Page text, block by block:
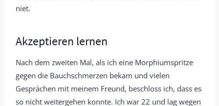
niet.
Akzeptieren lernen
Nach dem zweiten Mal, als ich eine Morphiumspritze
gegen die Bauchschmerzen bekam und vielen
Gesprächen mit meinem Freund, beschloss ich, dass es
so nicht weitergehen konnte. Ich war 22 und lag wegen